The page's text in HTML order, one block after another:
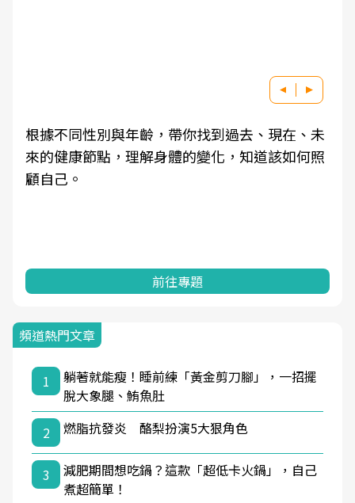
根據不同性別與年齡，帶你找到過去、現在、未
來的健康節點，理解身體的變化，知道該如何照
顧自己。
前往專題
頻道熱門文章
1
躺著就能瘦！睡前練「黃金剪刀腳」，一招擺
脫大象腿、鮪魚肚
2
燃脂抗發炎 酪梨扮演5大狠角色
3
減肥期間想吃鍋？這款「超低卡火鍋」，自己
煮超簡單！